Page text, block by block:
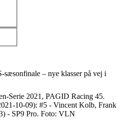
– nye klasser på vej i